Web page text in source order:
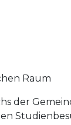
Raum
der